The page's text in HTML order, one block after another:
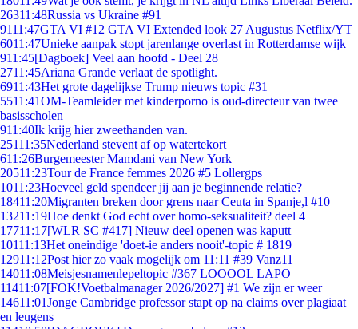
26311:48Russia vs Ukraine #91
9111:47GTA VI #12 GTA VI Extended look 27 Augustus Netflix/YT
6011:47Unieke aanpak stopt jarenlange overlast in Rotterdamse wijk
911:45[Dagboek] Veel aan hoofd - Deel 28
2711:45Ariana Grande verlaat de spotlight.
6911:43Het grote dagelijkse Trump nieuws topic #31
5511:41OM-Teamleider met kinderporno is oud-directeur van twee
basisscholen
911:40Ik krijg hier zweethanden van.
25111:35Nederland stevent af op watertekort
611:26Burgemeester Mamdani van New York
20511:23Tour de France femmes 2026 #5 Lollergps
1011:23Hoeveel geld spendeer jij aan je beginnende relatie?
18411:20Migranten breken door grens naar Ceuta in Spanje,l #10
13211:19Hoe denkt God echt over homo-seksualiteit? deel 4
17711:17[WLR SC #417] Nieuw deel openen was kaputt
10111:13Het oneindige 'doet-ie anders nooit'-topic # 1819
12911:12Post hier zo vaak mogelijk om 11:11 #39 Vanz11
14011:08Meisjesnamenlepeltopic #367 LOOOOL LAPO
11411:07[FOK!Voetbalmanager 2026/2027] #1 We zijn er weer
14611:01Jonge Cambridge professor stapt op na claims over plagiaat
en leugens